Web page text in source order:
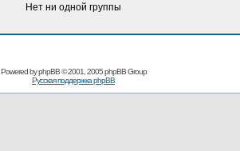
Нет ни одной группы
Powered byphpBB© 2001, 2005 phpBB Group
Русская поддержка phpBB